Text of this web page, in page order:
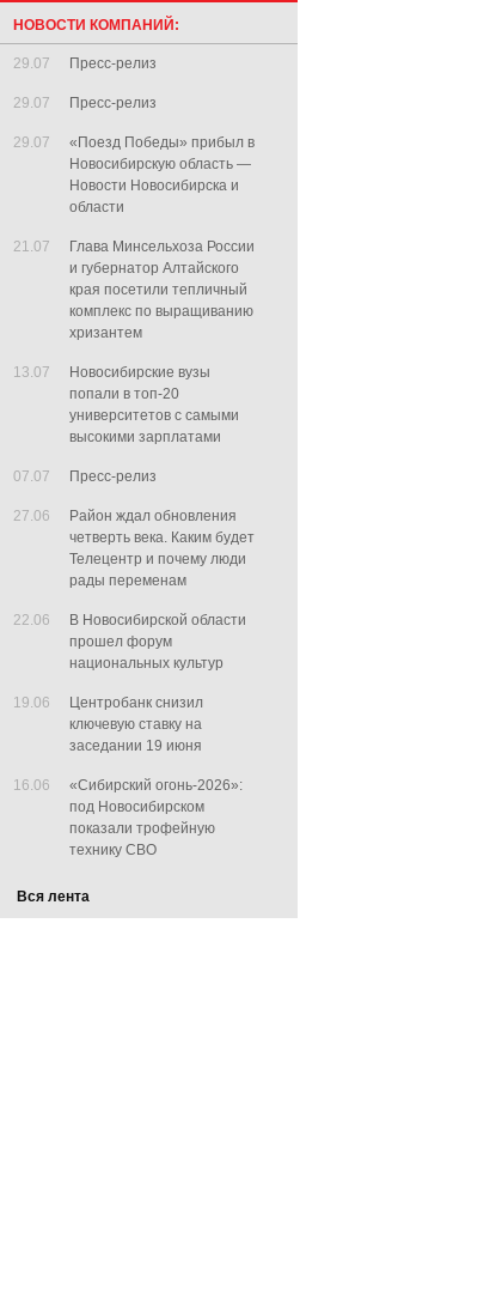
НОВОСТИ КОМПАНИЙ:
29.07 Пресс-релиз
29.07 Пресс-релиз
29.07
«Поезд Победы» прибыл в
Новосибирскую область —
Новости Новосибирска и
области
21.07
Глава Минсельхоза России
и губернатор Алтайского
края посетили тепличный
комплекс по выращиванию
хризантем
13.07
Новосибирские вузы
попали в топ-20
университетов с самыми
высокими зарплатами
07.07 Пресс-релиз
27.06
Район ждал обновления
четверть века. Каким будет
Телецентр и почему люди
рады переменам
22.06
В Новосибирской области
прошел форум
национальных культур
19.06
Центробанк снизил
ключевую ставку на
заседании 19 июня
16.06
«Сибирский огонь-2026»:
под Новосибирском
показали трофейную
технику СВО
Вся лента